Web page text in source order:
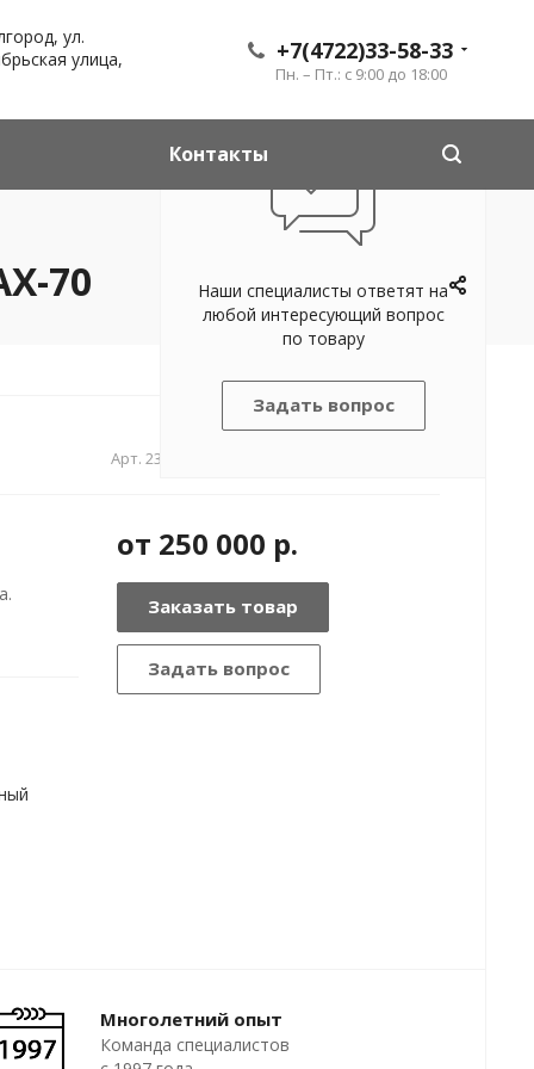
+7(4722)33-58-33
Пн. – Пт.: с 9:00 до 18:00
ул.
улица,
Контакты
70
Арт. 2341232
от 250 000 р.
Заказать товар
Задать вопрос
Многолетний опыт
Команда специалистов
Наши специалисты ответят на
любой интересующий вопрос
по товару
Задать вопрос